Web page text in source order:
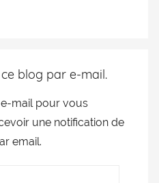
blog par e-mail.
mail pour vous
une notification de
email.